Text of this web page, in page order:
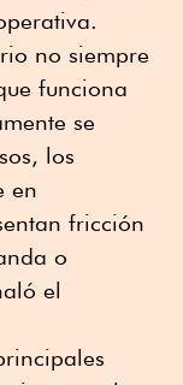
no siempre
funciona
se
los
en
fricción
o
el